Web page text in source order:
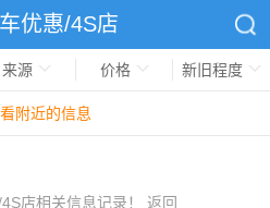
优惠/4S店
来源 价格 新旧程度
附近的信息
店相关信息记录！ 返回